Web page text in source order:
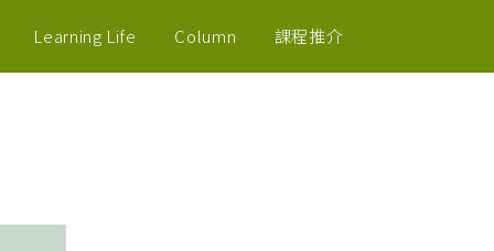
Learning Life Column 課程推介